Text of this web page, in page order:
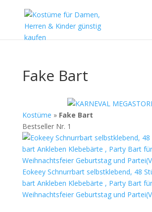
Fake Bart
Kostüme » Fake Bart
Bestseller Nr. 1
Eokeey Schnurrbart selbstklebend, 48
bart Ankleben Klebebärte , Party Bart für
Weihnachtsfeier Geburtstag und